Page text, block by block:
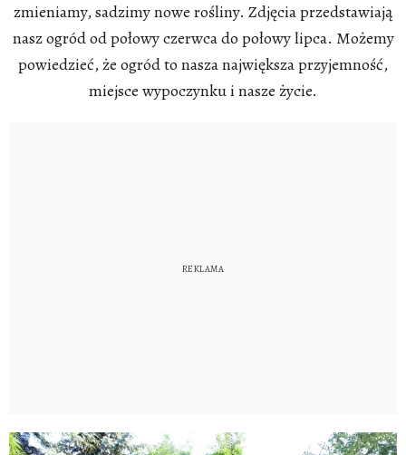
zmieniamy, sadzimy nowe rośliny. Zdjęcia przedstawiają
nasz ogród od połowy czerwca do połowy lipca. Możemy
powiedzieć, że ogród to nasza największa przyjemność,
miejsce wypoczynku i nasze życie.